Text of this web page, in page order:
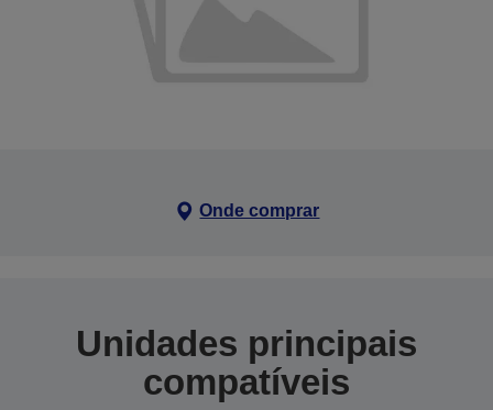
Onde comprar
Unidades principais
compatíveis